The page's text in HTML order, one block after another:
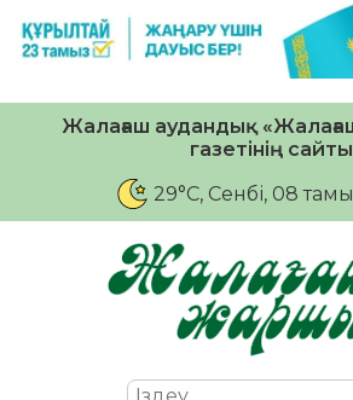
Жалағаш аудандық
газетінің сайты
29°C, Сенбі, 08